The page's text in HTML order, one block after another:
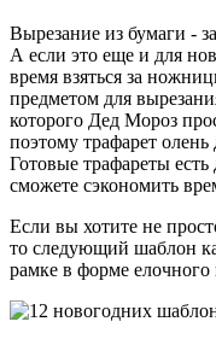
Вырезание из бумаги -
А если это еще и для
время взяться за
предметом для
которого Дед Мороз
поэтому трафарет олень
Готовые трафареты
сможете сэкономить
Если вы хотите не
то следующий шаблон
рамке в форме елочного